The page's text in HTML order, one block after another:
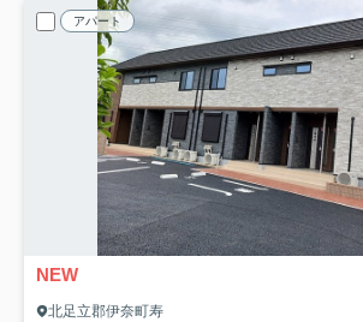
アパート
NEW
北足立郡伊奈町寿